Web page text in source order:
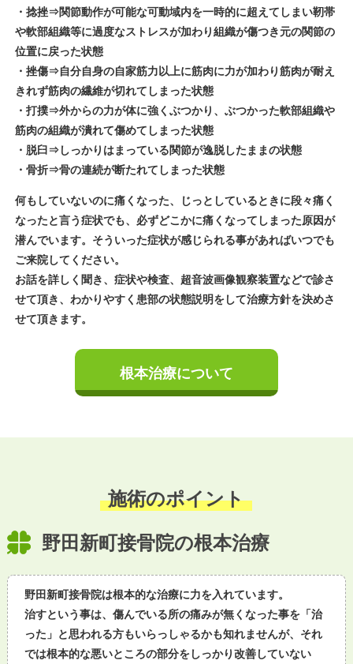
・捻挫⇒関節動作が可能な可動域内を一時的に超えてしまい靭帯
や軟部組織等に過度なストレスが加わり組織が傷つき元の関節の
位置に戻った状態
・挫傷⇒自分自身の自家筋力以上に筋肉に力が加わり筋肉が耐え
きれず筋肉の繊維が切れてしまった状態
・打撲⇒外からの力が体に強くぶつかり、ぶつかった軟部組織や
筋肉の組織が潰れて傷めてしまった状態
・脱臼⇒しっかりはまっている関節が逸脱したままの状態
・骨折⇒骨の連続が断たれてしまった状態
何もしていないのに痛くなった、じっとしているときに段々痛く
なったと言う症状でも、必ずどこかに痛くなってしまった原因が
潜んでいます。そういった症状が感じられる事があればいつでも
ご来院してください。
お話を詳しく聞き、症状や検査、超音波画像観察装置などで診さ
せて頂き、わかりやすく患部の状態説明をして治療方針を決めさ
せて頂きます。
根本治療について
施術のポイント
野田新町接骨院の根本治療
野田新町接骨院は根本的な治療に力を入れています。
治すという事は、傷んでいる所の痛みが無くなった事を「治
った」と思われる方もいらっしゃるかも知れませんが、それ
では根本的な悪いところの部分をしっかり改善していない